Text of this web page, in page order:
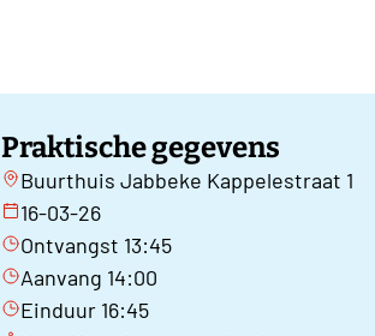
Praktische gegevens
Buurthuis Jabbeke Kappelestraat 1
16-03-26
Ontvangst 13:45
Aanvang 14:00
Einduur 16:45